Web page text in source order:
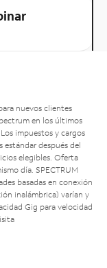
nuevos clientes
en los últimos
impuestos y cargos
estándar después del
elegibles. Oferta
día. SPECTRUM
basadas en conexión
inalámbrica) varían y
Gig para velocidad